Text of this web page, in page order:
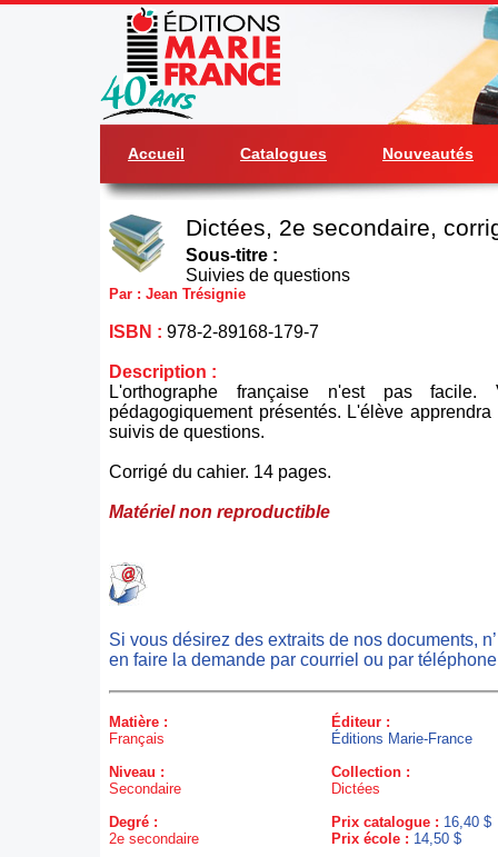
Accueil Catalogues Nouveautés
Dictées, 2e secondaire,
Sous-titre :
Suivies de questions
Par : Jean Trésignie
ISBN : 978-2-89168-179-7
Description :
L'orthographe française n'est pas facile.
pédagogiquement présentés. L'élève apprendra
suivis de questions.
Corrigé du cahier. 14 pages.
Matériel non reproductible
Si vous désirez des extraits de nos documents,
en faire la demande par courriel ou par
Matière :
Français
Niveau :
Secondaire
Degré :
2e secondaire
Éditeur :
Éditions Marie-France
Collection :
Dictées
Prix catalogue : 16,40 $
Prix école : 14,50 $